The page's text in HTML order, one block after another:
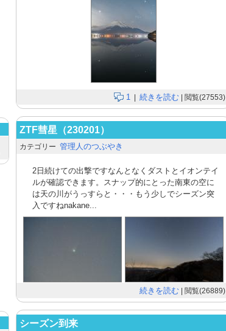
1 | 続きを読む | 閲覧(27553)
ZTF彗星（230201）
カテゴリー 管理人のつぶやき
2日続けての出撃ですなんとなくダストとイオンテイ
ルが確認できます。スナップ的にとった南東の空に
は天の川がうっすらと・・・もう少しでシーズン突
入ですねnakane...
続きを読む | 閲覧(26889)
シーズン到来